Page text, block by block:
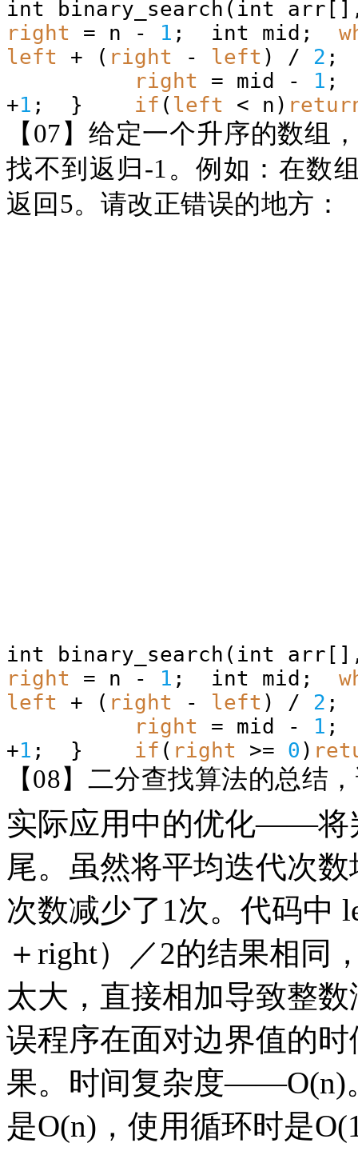
int binary_search(int
right = n - 1 ; int mid;
left + ( right - left ) / 2
right = mid - 1
+1 ; } if ( left < n)
【 07】给定一个升序的数组
找不到返归-1。例如：在数
返回5。请改正错误的地方：
int binary_search(int
right = n - 1 ; int mid;
left + ( right - left ) / 2
right = mid - 1
+1 ; } if ( right >= 0 )
【08】二分查找算法的总结
实际应用中的优化——将
尾。虽然将平均迭代次
次数减少了1次。代码中
＋right）／2的结果相同
太大，直接相加导致整
误程序在面对边界值的
果。时间复杂度
是O(n)，使用循环时是